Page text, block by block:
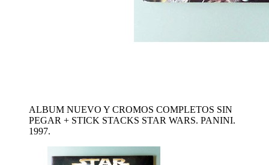
ALBUM NUEVO Y CROMOS COMPLETOS SIN
PEGAR + STICK STACKS STAR WARS. PANINI.
1997.